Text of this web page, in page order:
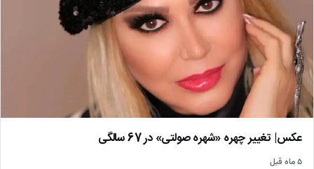
عکس| تغییر چهره «شهره صولتی» در 67 سالگی
۵ ماه قبل